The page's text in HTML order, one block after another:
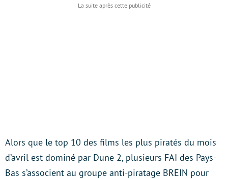
Alors que le top 10 des films les plus piratés du mois
d’avril est dominé par Dune 2, plusieurs FAI des Pays-
Bas s’associent au groupe anti-piratage BREIN pour